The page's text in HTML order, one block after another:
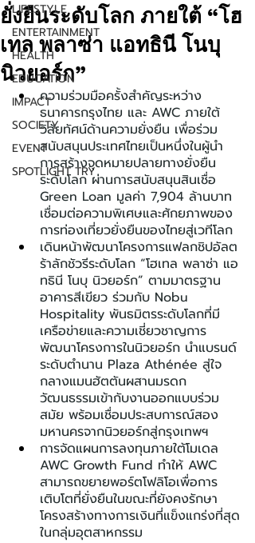
LIFESTYLE
ENTERTAINMENT
HEALTH
EDUCATION
IMPACT
SOCIETY
EVENT
SPOTLIGHT TRY
ยั่งยืนระดับโลก ภายใต้ “โฮ
เทล พลาซ่า แอทธินี โนบุ
นิวยอร์ก”
ความร่วมมือครั้งสำคัญระหว่าง
ธนาคารกรุงไทย และ AWC ภายใต้
วิสัยทัศน์ด้านความยั่งยืน เพื่อร่วม
สนับสนุนประเทศไทยเป็นหนึ่งในผู้นำ
การสร้างจุดหมายปลายทางยั่งยืน
ระดับโลก ผ่านการสนับสนุนสินเชื่อ
Green Loan มูลค่า 7,904 ล้านบาท
เชื่อมต่อความพิเศษและศักยภาพของ
การท่องเที่ยวยั่งยืนของไทยสู่เวทีโลก
เดินหน้าพัฒนาโครงการแฟลกชิปอัลต
ร้าลักชัวรีระดับโลก “โฮเทล พลาซ่า แอ
ทธินี โนบุ นิวยอร์ก” ตามมาตรฐาน
อาคารสีเขียว ร่วมกับ Nobu
Hospitality พันธมิตรระดับโลกที่มี
เครือข่ายและความเชี่ยวชาญการ
พัฒนาโครงการในนิวยอร์ก นำแบรนด์
ระดับตำนาน Plaza Athénée สู่ใจ
กลางแมนฮัตตันผสานมรดก
วัฒนธรรมเข้ากับงานออกแบบร่วม
สมัย พร้อมเชื่อมประสบการณ์สอง
มหานครจากนิวยอร์กสู่กรุงเทพฯ
การจัดแผนการลงทุนภายใต้โมเดล
AWC Growth Fund ทำให้ AWC
สามารถขยายพอร์ตโฟลิโอเพื่อการ
เติบโตที่ยั่งยืนในขณะที่ยังคงรักษา
โครงสร้างทางการเงินที่แข็งแกร่งที่สุด
ในกลุ่มอุตสาหกรรม